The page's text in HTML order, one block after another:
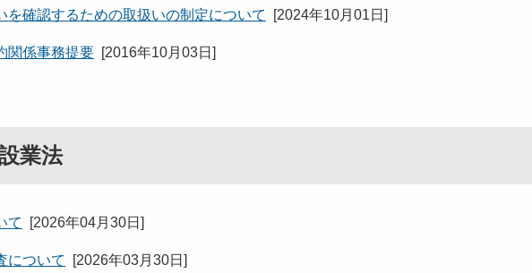
を確認するための取扱いの制定について [2024年10月01日 ]
関係事務提要 [2016年10月03日 ]
業法
て [2026年04月30日 ]
について [2026年03月30日 ]